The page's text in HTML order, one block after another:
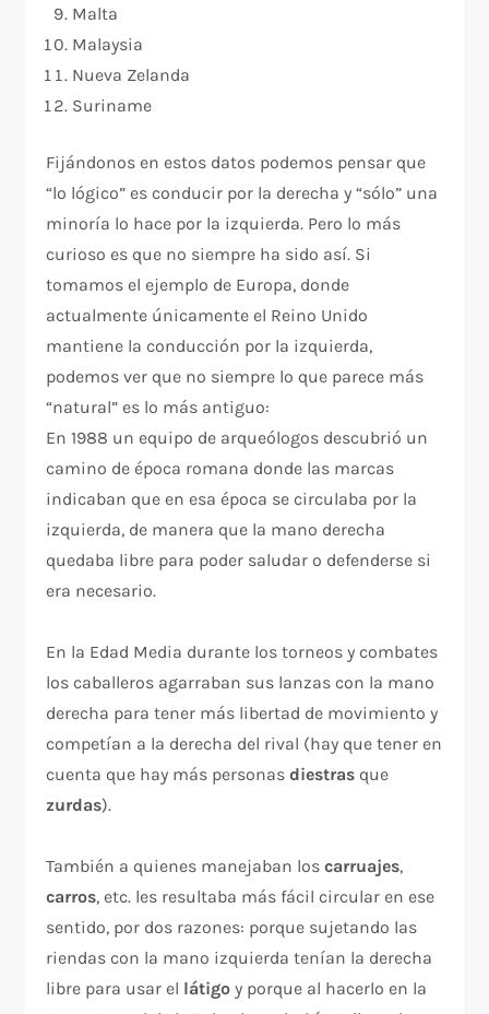
Malta
Malaysia
Nueva Zelanda
Suriname
Fijándonos en estos datos podemos pensar que
“lo lógico” es conducir por la derecha y “sólo” una
minoría lo hace por la izquierda. Pero lo más
curioso es que no siempre ha sido así. Si
tomamos el ejemplo de Europa, donde
actualmente únicamente el Reino Unido
mantiene la conducción por la izquierda,
podemos ver que no siempre lo que parece más
“natural” es lo más antiguo:
En 1988 un equipo de arqueólogos descubrió un
camino de época romana donde las marcas
indicaban que en esa época se circulaba por la
izquierda, de manera que la mano derecha
quedaba libre para poder saludar o defenderse si
era necesario.
En la Edad Media durante los torneos y combates
los caballeros agarraban sus lanzas con la mano
derecha para tener más libertad de movimiento y
competían a la derecha del rival (hay que tener en
cuenta que hay más personasdiestrasque
zurdas).
También a quienes manejaban loscarruajes,
carros, etc. les resultaba más fácil circular en ese
sentido, por dos razones: porque sujetando las
riendas con la mano izquierda tenían la derecha
libre para usar el látigo y porque al hacerlo en la